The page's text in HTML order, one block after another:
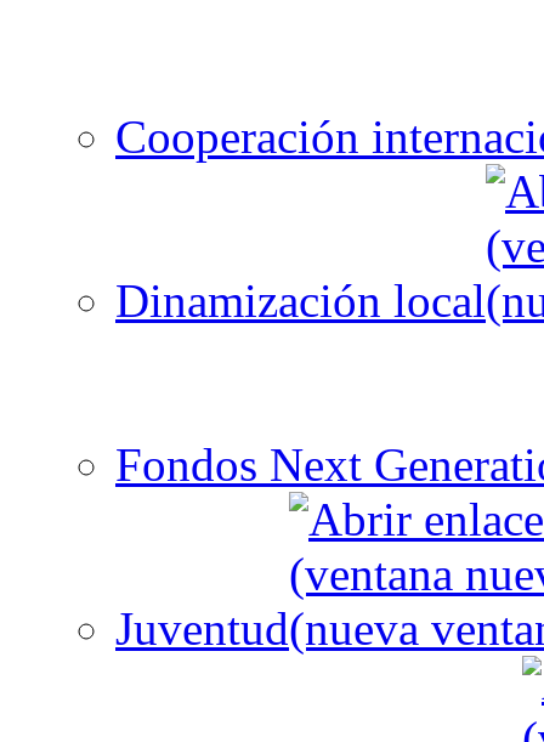
Cooperación
Dinamización local
Fondos Next
Juventud